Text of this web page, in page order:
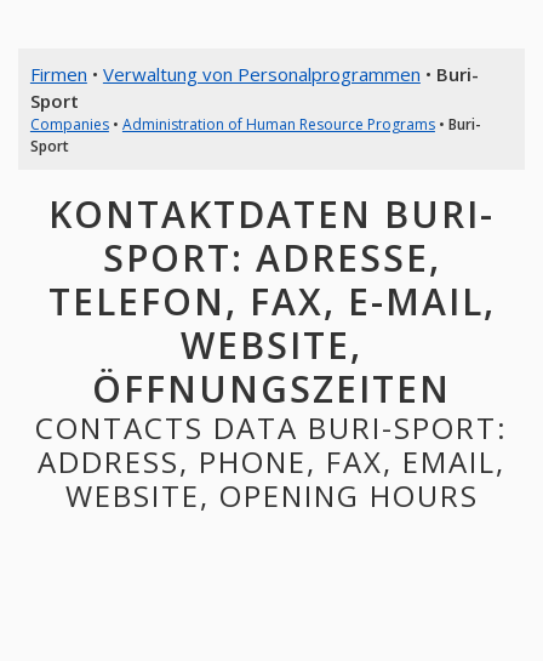
Firmen • Verwaltung von Personalprogrammen • Buri-
Sport
Companies• Administration of Human Resource Programs• Buri-
Sport
KONTAKTDATEN BURI-
SPORT: ADRESSE,
TELEFON, FAX, E-MAIL,
WEBSITE,
ÖFFNUNGSZEITEN
CONTACTS DATA BURI-SPORT:
ADDRESS, PHONE, FAX, EMAIL,
WEBSITE, OPENING HOURS